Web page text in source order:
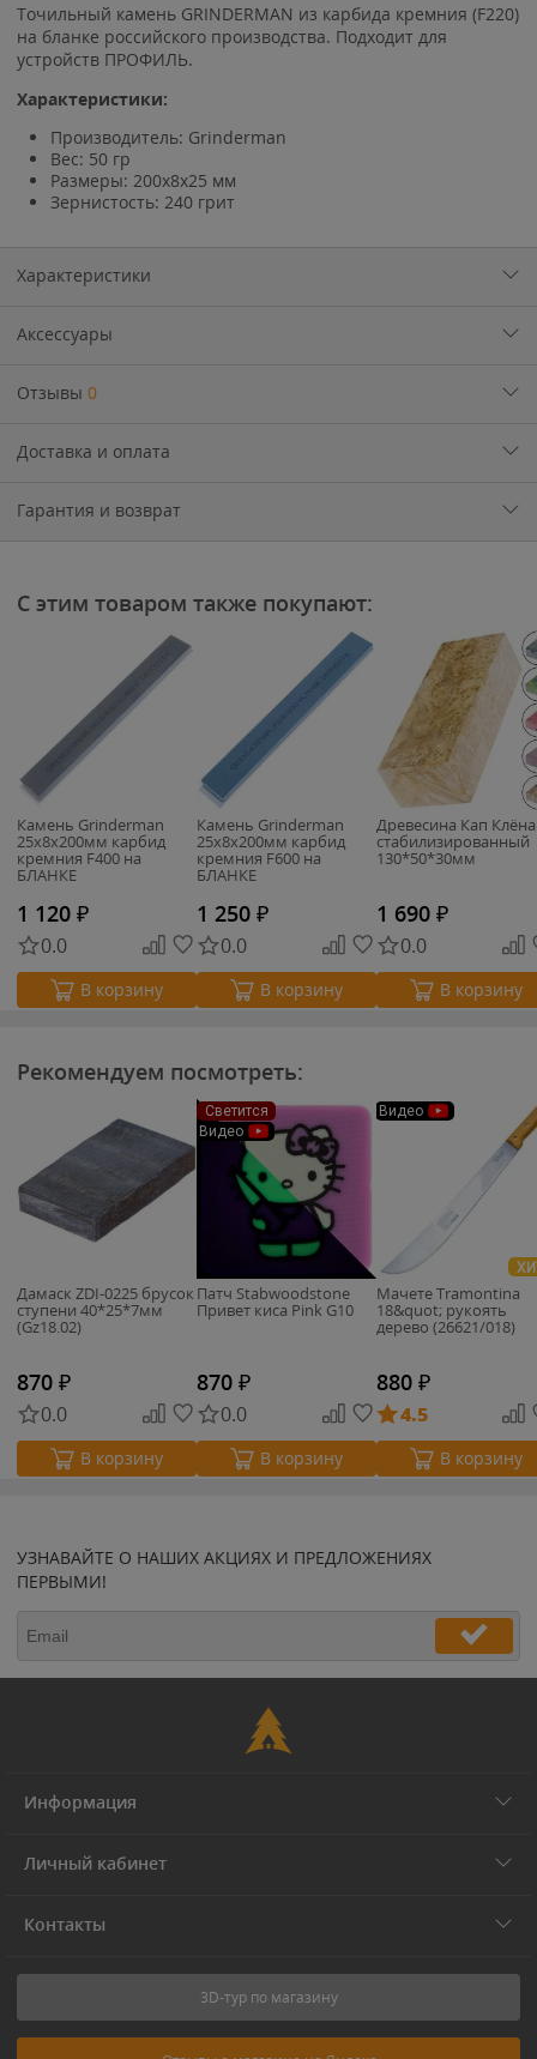
Точильный камень GRINDERMAN из карбида кремния (F220)
на бланке российского производства. Подходит для
устройств ПРОФИЛЬ.
Характеристики:
Производитель: Grinderman
Вес: 50 гр
Размеры: 200х8х25 мм
Зернистость: 240 грит
Характеристики
Аксессуары
Отзывы 0
Доставка и оплата
Гарантия и возврат
С этим товаром также покупают:
Камень Grinderman
25х8х200мм карбид
кремния F400 на
БЛАНКЕ
1 120 ₽
0.0
В корзину
Камень Grinderman
25х8х200мм карбид
кремния F600 на
БЛАНКЕ
1 250 ₽
0.0
В корзину
Древесина Кап Клёна
стабилизированный
130*50*30мм
1 690 ₽
0.0
В корзину
Рекомендуем посмотреть:
Дамаск ZDI-0225 брусок
ступени 40*25*7мм
(Gz18.02)
870 ₽
0.0
В корзину
Светится
Видео
Патч Stabwoodstone
Привет киса Pink G10
870 ₽
0.0
В корзину
Видео
Мачете Tramontina
18&quot; рукоять
дерево (26621/018)
880 ₽
4.5
В корзину
УЗНАВАЙТЕ О НАШИХ АКЦИЯХ И ПРЕДЛОЖЕНИЯХ
ПЕРВЫМИ!
Информация
Личный кабинет
Контакты
3D-тур по магазину